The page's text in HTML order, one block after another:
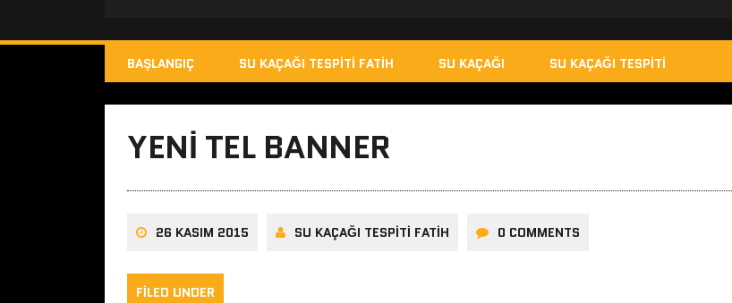
BAŞLANGIÇ SU KAÇAĞI TESPITI FATIH SU KAÇAĞI SU KAÇAĞI TESPITI
YENI TEL BANNER
26 KASIM 2015 SU KAÇAĞI TESPITI FATIH 0 COMMENTS
FILED UNDER